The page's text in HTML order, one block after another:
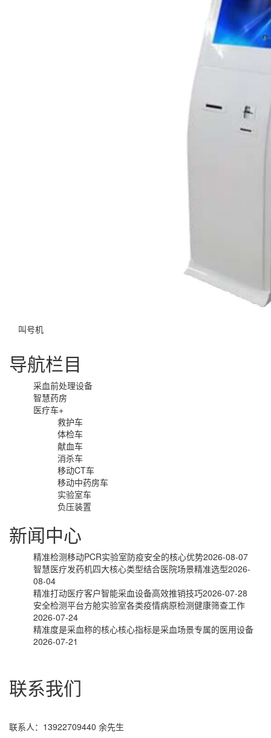
叫号机
导航栏目
采血前处理设备
智慧药房
医疗车+
救护车
体检车
献血车
消杀车
移动CT车
移动中药房车
实验室车
负压装置
新闻中心
精准检测移动PCR实验室防疫安全的核心优势2026-08-07
智慧医疗发药机四大核心类型结合医院场景精准选型2026-
08-04
精准打动医疗客户智能采血设备高效推销技巧2026-07-28
安全检测平台方舱实验室各类疫情病原检测健康筛查工作
2026-07-24
精准度是采血称的核心核心指标是采血场景专属的医用设备
2026-07-21
联系我们
联系人：13922709440 余先生